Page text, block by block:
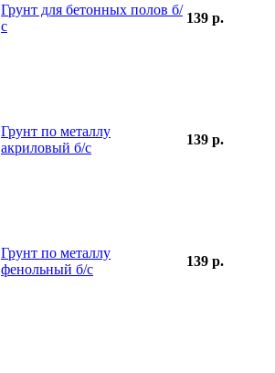
Грунт для бетонных полов б/
с
139 р.
Грунт по металлу
акриловый б/с
139 р.
Грунт по металлу
фенольный б/с
139 р.